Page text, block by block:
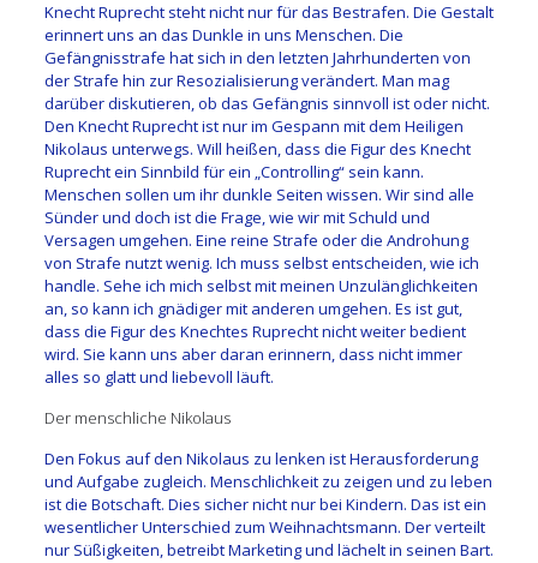
Knecht Ruprecht steht nicht nur für das Bestrafen. Die Gestalt
erinnert uns an das Dunkle in uns Menschen. Die
Gefängnisstrafe hat sich in den letzten Jahrhunderten von
der Strafe hin zur Resozialisierung verändert. Man mag
darüber diskutieren, ob das Gefängnis sinnvoll ist oder nicht.
Den Knecht Ruprecht ist nur im Gespann mit dem Heiligen
Nikolaus unterwegs. Will heißen, dass die Figur des Knecht
Ruprecht ein Sinnbild für ein „Controlling“ sein kann.
Menschen sollen um ihr dunkle Seiten wissen. Wir sind alle
Sünder und doch ist die Frage, wie wir mit Schuld und
Versagen umgehen. Eine reine Strafe oder die Androhung
von Strafe nutzt wenig. Ich muss selbst entscheiden, wie ich
handle. Sehe ich mich selbst mit meinen Unzulänglichkeiten
an, so kann ich gnädiger mit anderen umgehen. Es ist gut,
dass die Figur des Knechtes Ruprecht nicht weiter bedient
wird. Sie kann uns aber daran erinnern, dass nicht immer
alles so glatt und liebevoll läuft.
Der menschliche Nikolaus
Den Fokus auf den Nikolaus zu lenken ist Herausforderung
und Aufgabe zugleich. Menschlichkeit zu zeigen und zu leben
ist die Botschaft. Dies sicher nicht nur bei Kindern. Das ist ein
wesentlicher Unterschied zum Weihnachtsmann. Der verteilt
nur Süßigkeiten, betreibt Marketing und lächelt in seinen Bart.